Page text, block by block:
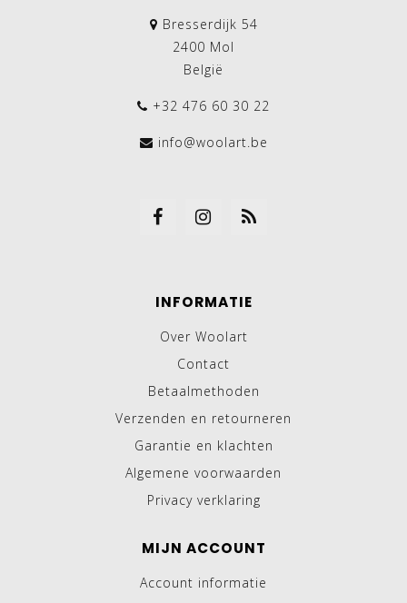
Bresserdijk 54
2400 Mol
België
+32 476 60 30 22
info@woolart.be
INFORMATIE
Over Woolart
Contact
Betaalmethoden
Verzenden en retourneren
Garantie en klachten
Algemene voorwaarden
Privacy verklaring
MIJN ACCOUNT
Account informatie